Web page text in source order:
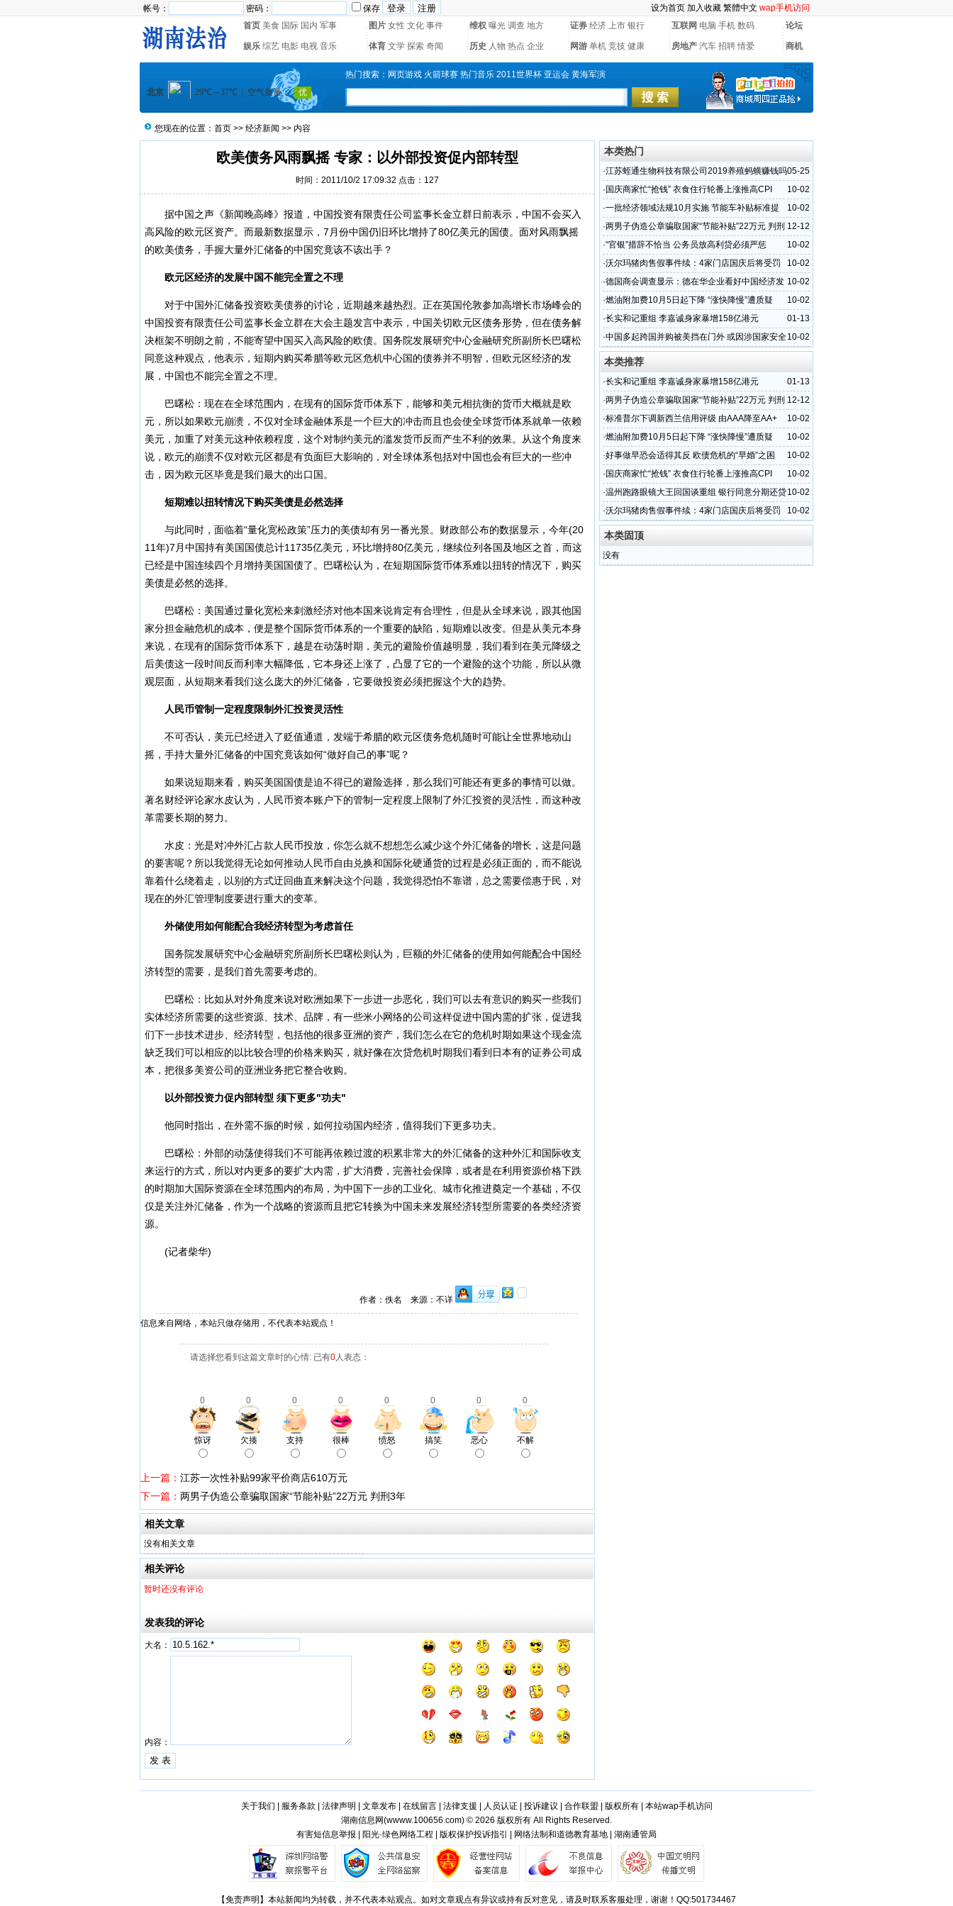
帐号： 密码： 保存 设为首页 加入收藏 繁體中文 wap手机访问
首页 美食 国际 国内 军事 图片 女性 文化 事件 维权 曝光 调查 地方 证券 经济 上市 银行 互联网 电脑 手机 数码 论坛
娱乐 综艺 电影 电视 音乐 体育 文学 探索 奇闻 历史 人物 热点 企业 网游 单机 竞技 健康 房地产 汽车 招聘 情爱 商机
热门搜索： 网页游戏 火箭球赛 热门音乐 2011世界杯 亚运会 黄海军演
您现在的位置： 首页 >> 经济新闻 >> 内容
欧美债务风雨飘摇 专家：以外部投资促内部转型
时间：2011/10/2 17:09:32 点击： 127
据中国之声《新闻晚高峰》报道，中国投资有限责任公司监事长金立群日前表示，中国不会买入
高风险的欧元区资产。而最新数据显示，7月份中国仍旧环比增持了80亿美元的国债。面对风雨飘摇
的欧美债务，手握大量外汇储备的中国究竟该不该出手？
欧元区经济的发展中国不能完全置之不理
对于中国外汇储备投资欧美债券的讨论，近期越来越热烈。正在英国伦敦参加高增长市场峰会的
中国投资有限责任公司监事长金立群在大会主题发言中表示，中国关切欧元区债务形势，但在债务解
决框架不明朗之前，不能寄望中国买入高风险的欧债。国务院发展研究中心金融研究所副所长巴曙松
同意这种观点，他表示，短期内购买希腊等欧元区危机中心国的债券并不明智，但欧元区经济的发
展，中国也不能完全置之不理。
巴曙松：现在在全球范围内，在现有的国际货币体系下，能够和美元相抗衡的货币大概就是欧
元，所以如果欧元崩溃，不仅对全球金融体系是一个巨大的冲击而且也会使全球货币体系就单一依赖
美元，加重了对美元这种依赖程度，这个对制约美元的滥发货币反而产生不利的效果。从这个角度来
说，欧元的崩溃不仅对欧元区都是有负面巨大影响的，对全球体系包括对中国也会有巨大的一些冲
击，因为欧元区毕竟是我们最大的出口国。
短期难以扭转情况下购买美债是必然选择
与此同时，面临着“量化宽松政策”压力的美债却有另一番光景。财政部公布的数据显示，今年(20
11年)7月中国持有美国国债总计11735亿美元，环比增持80亿美元，继续位列各国及地区之首，而这
已经是中国连续四个月增持美国国债了。巴曙松认为，在短期国际货币体系难以扭转的情况下，购买
美债是必然的选择。
巴曙松：美国通过量化宽松来刺激经济对他本国来说肯定有合理性，但是从全球来说，跟其他国
家分担金融危机的成本，便是整个国际货币体系的一个重要的缺陷，短期难以改变。但是从美元本身
来说，在现有的国际货币体系下，越是在动荡时期，美元的避险价值越明显，我们看到在美元降级之
后美债这一段时间反而利率大幅降低，它本身还上涨了，凸显了它的一个避险的这个功能，所以从微
观层面，从短期来看我们这么庞大的外汇储备，它要做投资必须把握这个大的趋势。
人民币管制一定程度限制外汇投资灵活性
不可否认，美元已经进入了贬值通道，发端于希腊的欧元区债务危机随时可能让全世界地动山
摇，手持大量外汇储备的中国究竟该如何“做好自己的事”呢？
如果说短期来看，购买美国国债是迫不得已的避险选择，那么我们可能还有更多的事情可以做。
著名财经评论家水皮认为，人民币资本账户下的管制一定程度上限制了外汇投资的灵活性，而这种改
革需要长期的努力。
水皮：光是对冲外汇占款人民币投放，你怎么就不想想怎么减少这个外汇储备的增长，这是问题
的要害呢？所以我觉得无论如何推动人民币自由兑换和国际化硬通货的过程是必须正面的，而不能说
靠着什么绕着走，以别的方式迂回曲直来解决这个问题，我觉得恐怕不靠谱，总之需要偿惠于民，对
现在的外汇管理制度要进行重大的变革。
外储使用如何能配合我经济转型为考虑首任
国务院发展研究中心金融研究所副所长巴曙松则认为，巨额的外汇储备的使用如何能配合中国经
济转型的需要，是我们首先需要考虑的。
巴曙松：比如从对外角度来说对欧洲如果下一步进一步恶化，我们可以去有意识的购买一些我们
实体经济所需要的这些资源、技术、品牌，有一些米小网络的公司这样促进中国内需的扩张，促进我
们下一步技术进步、经济转型，包括他的很多亚洲的资产，我们怎么在它的危机时期如果这个现金流
缺乏我们可以相应的以比较合理的价格来购买，就好像在次贷危机时期我们看到日本有的证券公司成
本，把很多美资公司的亚洲业务把它整合收购。
以外部投资力促内部转型 须下更多"功夫"
他同时指出，在外需不振的时候，如何拉动国内经济，值得我们下更多功夫。
巴曙松：外部的动荡使得我们不可能再依赖过渡的积累非常大的外汇储备的这种外汇和国际收支
来运行的方式，所以对内更多的要扩大内需，扩大消费，完善社会保障，或者是在利用资源价格下跌
的时期加大国际资源在全球范围内的布局，为中国下一步的工业化、城市化推进奠定一个基础，不仅
仅是关注外汇储备，作为一个战略的资源而且把它转换为中国未来发展经济转型所需要的各类经济资
源。
(记者柴华)
作者：佚名 来源：不详
信息来自网络，本站只做存储用，不代表本站观点！
请选择您看到这篇文章时的心情: 已有0人表态：
0 0 0 0 0 0 0 0
惊讶 欠揍 支持 很棒 愤怒 搞笑 恶心 不解
上一篇： 江苏一次性补贴99家平价商店610万元
下一篇： 两男子伪造公章骗取国家“节能补贴”22万元 判刑3年
相关文章
没有相关文章
相关评论
暂时还没有评论
发表我的评论
大名：
内容：
本类热门
05-25
·江苏蛭通生物科技有限公司2019养殖蚂蟥赚钱吗
10-02
· 国庆商家忙“抢钱” 衣食住行轮番上涨推高CPI
10-02
·一批经济领域法规10月实施 节能车补贴标准提
高
12-12
·两男子伪造公章骗取国家“节能补贴”22万元 判刑
3年
10-02
·“官银”措辞不恰当 公务员放高利贷必须严惩
10-02
·沃尔玛猪肉售假事件续：4家门店国庆后将受罚
10-02
·德国商会调查显示：德在华企业看好中国经济发
展
10-02
·燃油附加费10月5日起下降 “涨快降慢”遭质疑
01-13
·长实和记重组 李嘉诚身家暴增158亿港元
10-02
·中国多起跨国并购被美挡在门外 或因涉国家安全
本类推荐
01-13
·长实和记重组 李嘉诚身家暴增158亿港元
12-12
·两男子伪造公章骗取国家“节能补贴”22万元 判刑
3年
10-02
·标准普尔下调新西兰信用评级 由AAA降至AA+
10-02
·燃油附加费10月5日起下降 “涨快降慢”遭质疑
10-02
·好事做早恐会适得其反 欧债危机的“早婚”之困
10-02
· 国庆商家忙“抢钱” 衣食住行轮番上涨推高CPI
10-02
·温州跑路眼镜大王回国谈重组 银行同意分期还贷
10-02
·沃尔玛猪肉售假事件续：4家门店国庆后将受罚
本类固顶
没有
关于我们 服务条款 法律声明 文章发布| 在线留言| 法律支援 人员认证| 投诉建议 合作联盟 版权所有| 本站wap手机访问
湖南信息网(wwww.100656.com) © 2026 版权所有 All Rights Reserved.
有害短信息举报 | 阳光·绿色网络工程 | 版权保护投诉指引 | 网络法制和道德教育基地 | 湖南通管局
【免责声明】本站新闻均为转载，并不代表本站观点。如对文章观点有异议或持有反对意见，请及时联系客服处理，谢谢！QQ:501734467